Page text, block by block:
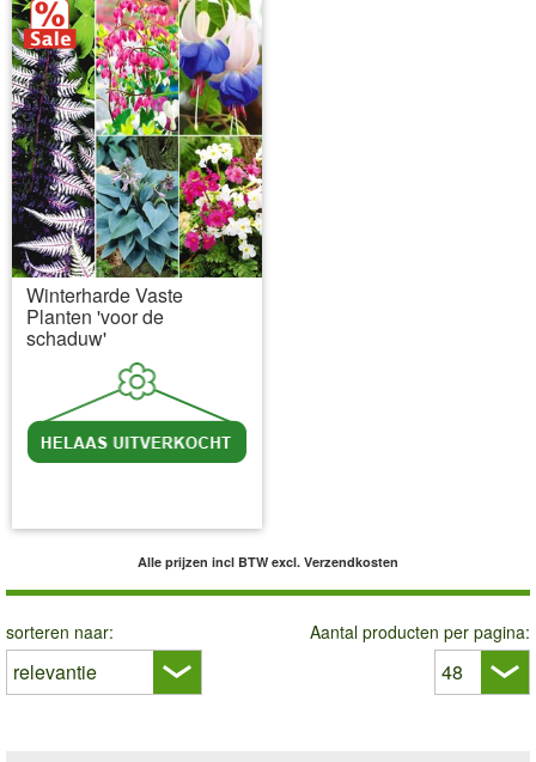
Winterharde Vaste
Planten 'voor de
schaduw'
Alle prijzen incl BTW excl. Verzendkosten
sorteren naar: Aantal producten per pagina: